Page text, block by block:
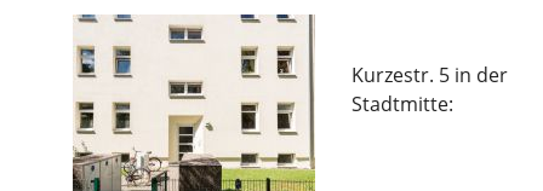
Kurzestr. 5 in der
Stadtmitte: